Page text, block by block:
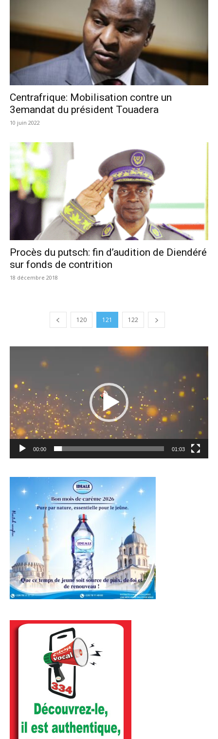
Centrafrique: Mobilisation contre un
3emandat du président Touadera
10 juin 2022
Procès du putsch: fin d’audition de Diendéré
sur fonds de contrition
18 décembre 2018
120 121 122
00:00 01:03